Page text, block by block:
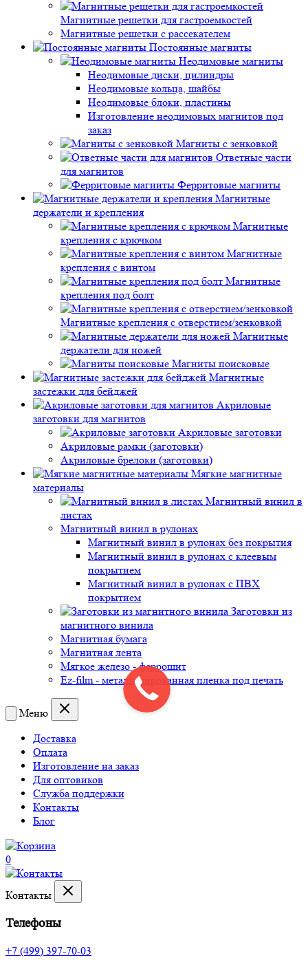
Магнитные решетки для гастроемкостей
Магнитные решетки с рассекателем
Постоянные магниты
Неодимовые магниты
Неодимовые диски, цилиндры
Неодимовые кольца, шайбы
Неодимовые блоки, пластины
Изготовление неодимовых магнитов под
заказ
Магниты с зенковкой
Ответные части
для магнитов
Ферритовые магниты
Магнитные
держатели и крепления
Магнитные
крепления с крючком
Магнитные
крепления с винтом
Магнитные
крепления под болт
Магнитные крепления с отверстием/зенковкой
Магнитные
держатели для ножей
Магниты поисковые
Магнитные
застежки для бейджей
Акриловые
заготовки для магнитов
Акриловые заготовки
Акриловые рамки (заготовки)
Акриловые брелоки (заготовки)
Мягкие магнитные
материалы
Магнитный винил в
листах
Магнитный винил в рулонах
Магнитный винил в рулонах без покрытия
Магнитный винил в рулонах с клеевым
покрытием
Магнитный винил в рулонах с ПВХ
покрытием
Заготовки из
магнитного винила
Магнитная бумага
Магнитная лента
Мягкое железо - феррошит
Ez-film - металлизированная пленка под печать
Меню
Доставка
Оплата
Изготовление на заказ
Для оптовиков
Служба поддержки
Контакты
Блог
0
Контакты
Телефоны
+7 (499) 397-70-03